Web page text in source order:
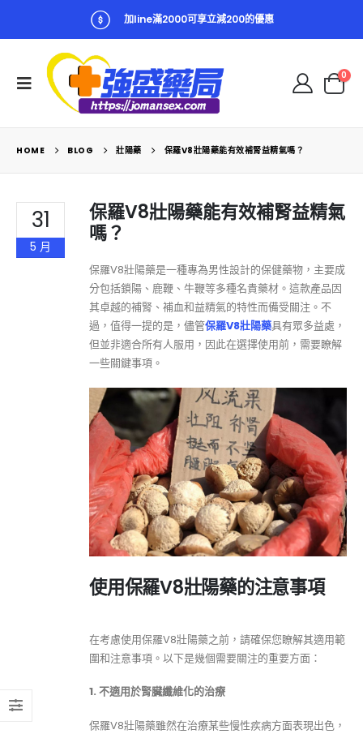
加line滿2000可享立減200的優惠
0
HOME BLOG 壯陽藥 保羅V8壯陽藥能有效補腎益精氣嗎？
31
5 月
保羅V8壯陽藥能有效補腎益精氣
嗎？
保羅V8壯陽藥是一種專為男性設計的保健藥物，主要成
分包括鎖陽、鹿鞭、牛鞭等多種名貴藥材。這款產品因
其卓越的補腎、補血和益精氣的特性而備受關注。不
過，值得一提的是，儘管保羅V8壯陽藥具有眾多益處，
但並非適合所有人服用，因此在選擇使用前，需要瞭解
一些關鍵事項。
使用保羅V8壯陽藥的注意事項
在考慮使用保羅V8壯陽藥之前，請確保您瞭解其適用範
圍和注意事項。以下是幾個需要關注的重要方面：
1. 不適用於腎臟纖維化的治療
保羅V8壯陽藥雖然在治療某些慢性疾病方面表現出色，